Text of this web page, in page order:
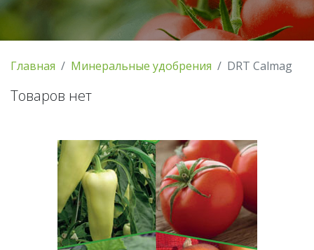
Главная Минеральные удобрения DRT Calmag
Товаров нет